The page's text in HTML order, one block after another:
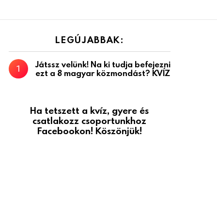
LEGÚJABBAK:
Játssz velünk! Na ki tudja befejezni
ezt a 8 magyar közmondást? KVÍZ
Ha tetszett a kvíz, gyere és
csatlakozz csoportunkhoz
Facebookon! Köszönjük!